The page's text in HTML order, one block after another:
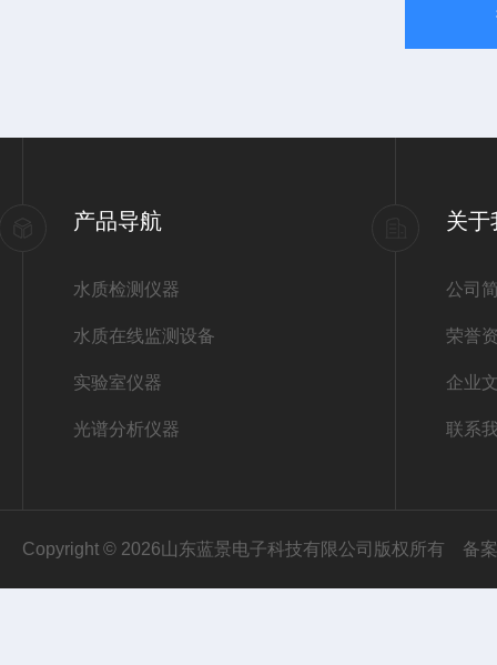
产品导航
水质检测仪器
水质在线监测设备
实验室仪器
光谱分析仪器
关于
公司
荣誉
企业
联系
Copyright © 2026山东蓝景电子科技有限公司版权所有 备